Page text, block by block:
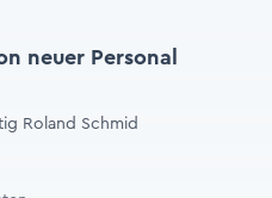
neuer Personal
Roland Schmid